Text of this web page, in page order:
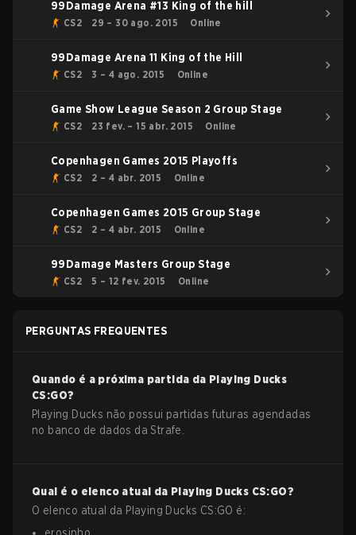
99Damage Arena #13 King of the hill
CS2 29 – 30 ago. 2015 Online
99Damage Arena 11 King of the Hill
CS2 3 – 4 ago. 2015 Online
Game Show League Season 2 Group Stage
CS2 23 fev. – 15 abr. 2015 Online
Copenhagen Games 2015 Playoffs
CS2 2 – 4 abr. 2015 Online
Copenhagen Games 2015 Group Stage
CS2 2 – 4 abr. 2015 Online
99Damage Masters Group Stage
CS2 5 – 12 fev. 2015 Online
PERGUNTAS FREQUENTES
Quando é a próxima partida da Playing Ducks
CS:GO?
Playing Ducks não possui partidas futuras agendadas
no banco de dados da Strafe.
Qual é o elenco atual da Playing Ducks CS:GO?
O elenco atual da Playing Ducks CS:GO é: